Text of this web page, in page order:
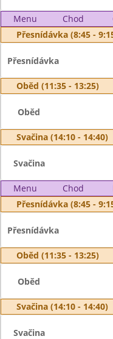
Menu Chod
Přesnídávka (8:45 -
Přesnídávka
Oběd (11:35 - 13:25)
Oběd
Svačina (14:10 - 14:40)
Svačina
Menu Chod
Přesnídávka (8:45 -
Přesnídávka
Oběd (11:35 - 13:25)
Oběd
Svačina (14:10 - 14:40)
Svačina